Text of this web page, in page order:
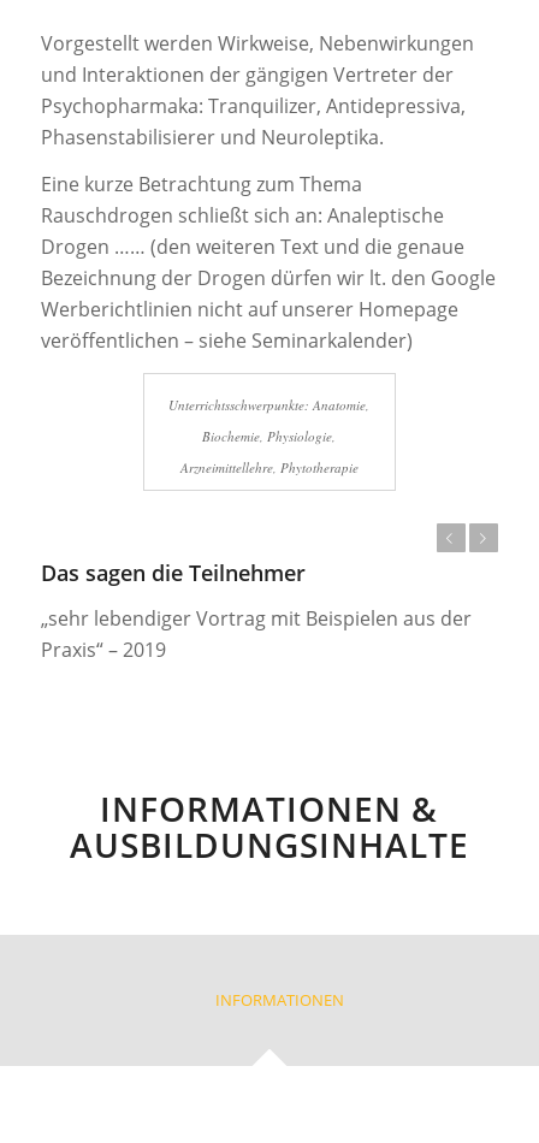
Vorgestellt werden Wirkweise, Nebenwirkungen
und Interaktionen der gängigen Vertreter der
Psychopharmaka: Tranquilizer, Antidepressiva,
Phasenstabilisierer und Neuroleptika.
Eine kurze Betrachtung zum Thema
Rauschdrogen schließt sich an: Analeptische
Drogen …… (den weiteren Text und die genaue
Bezeichnung der Drogen dürfen wir lt. den Google
Werberichtlinien nicht auf unserer Homepage
veröffentlichen – siehe Seminarkalender)
Unterrichtsschwerpunkte: Anatomie,
Biochemie, Physiologie,
Arzneimittellehre, Phytotherapie
Das sagen die Teilnehmer
„sehr lebendiger Vortrag mit Beispielen aus der
Praxis“ – 2019
INFORMATIONEN &
AUSBILDUNGSINHALTE
INFORMATIONEN